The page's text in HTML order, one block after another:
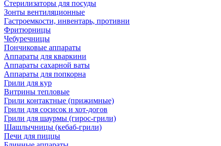
Стерилизаторы для посуды
Зонты вентиляционные
Гастроемкости, инвентарь, противни
Фритюрницы
Чебуречницы
Пончиковые аппараты
Аппараты для кваркини
Аппараты сахарной ваты
Аппараты для попкорна
Грили для кур
Витрины тепловые
Грили контактные (прижимные)
Грили для сосисок и хот-догов
Грили для шаурмы (гирос-грили)
Шашлычницы (кебаб-грили)
Печи для пиццы